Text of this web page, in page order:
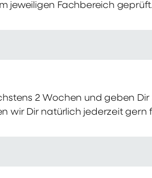
jeweiligen Fachbereich geprüft.
2 Wochen und geben
wir Dir natürlich jederzeit gern